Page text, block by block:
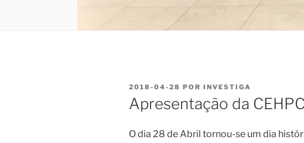
PUBLICADO
EM
2018-04-28 POR INVESTIGA
Apresentação da
O dia 28 de Abril tornou-se um dia